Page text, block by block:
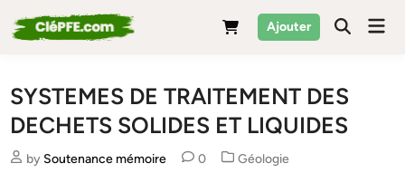
to
Ajouter
SYSTEMES DE TRAITEMENT DES
DECHETS SOLIDES ET LIQUIDES
by Soutenance mémoire 0
Posted
Géologie